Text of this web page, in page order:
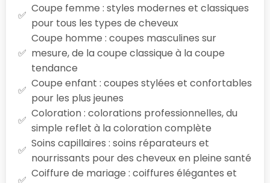
Coupe femme : styles modernes et classiques
pour tous les types de cheveux
Coupe homme : coupes masculines sur
mesure, de la coupe classique à la coupe
tendance
Coupe enfant : coupes stylées et confortables
pour les plus jeunes
Coloration : colorations professionnelles, du
simple reflet à la coloration complète
Soins capillaires : soins réparateurs et
nourrissants pour des cheveux en pleine santé
Coiffure de mariage : coiffures élégantes et